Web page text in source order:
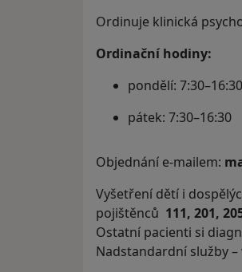
Ordinuje klinická
Ordinační hodiny:
pondělí: 7:30–16:30
pátek: 7:30–16:30
Objednání e-mailem:
Vyšetření dětí i
pojištěnců 111, 201,
Ostatní pacienti si
Nadstandardní služby